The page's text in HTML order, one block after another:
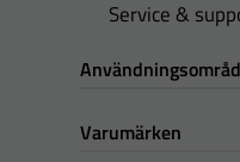
Service &
Varumärken